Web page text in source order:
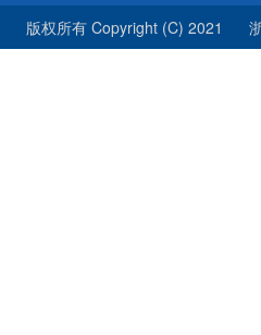
版权所有 Copyright (C) 2021